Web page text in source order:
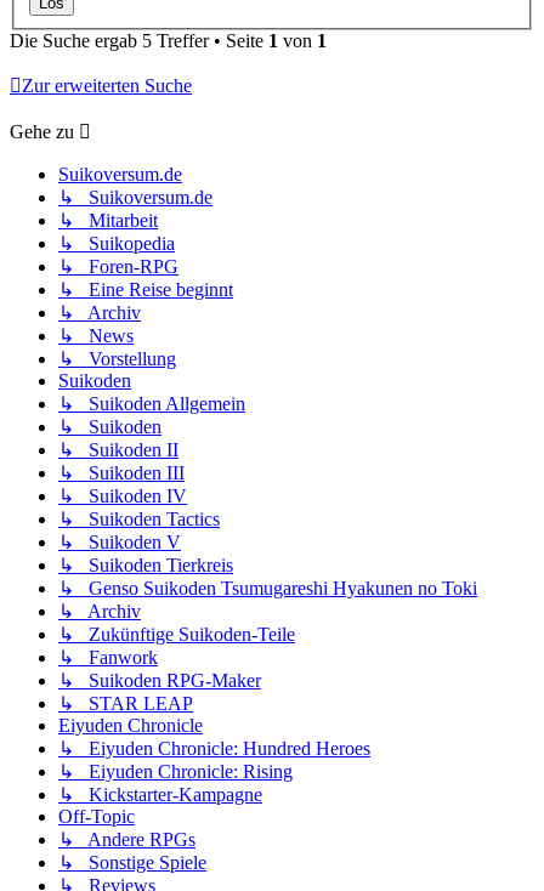
Die Suche ergab 5 Treffer • Seite 1 von 1
Zur erweiterten Suche
Gehe zu
Suikoversum.de
↳ Suikoversum.de
↳ Mitarbeit
↳ Suikopedia
↳ Foren-RPG
↳ Eine Reise beginnt
↳ Archiv
↳ News
↳ Vorstellung
Suikoden
↳ Suikoden Allgemein
↳ Suikoden
↳ Suikoden II
↳ Suikoden III
↳ Suikoden IV
↳ Suikoden Tactics
↳ Suikoden V
↳ Suikoden Tierkreis
↳ Genso Suikoden Tsumugareshi Hyakunen no Toki
↳ Archiv
↳ Zukünftige Suikoden-Teile
↳ Fanwork
↳ Suikoden RPG-Maker
↳ STAR LEAP
Eiyuden Chronicle
↳ Eiyuden Chronicle: Hundred Heroes
↳ Eiyuden Chronicle: Rising
↳ Kickstarter-Kampagne
Off-Topic
↳ Andere RPGs
↳ Sonstige Spiele
↳ Reviews